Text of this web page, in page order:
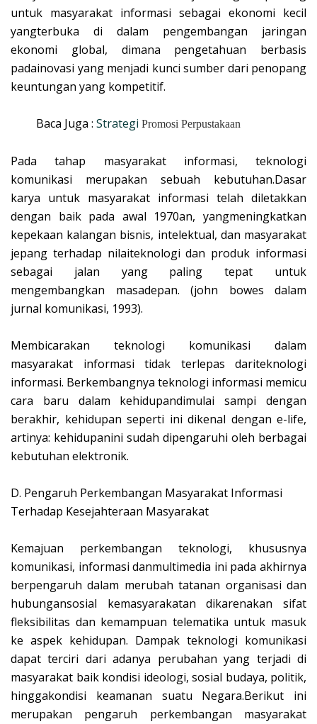
untuk masyarakat informasi sebagai ekonomi kecil
yangterbuka di dalam pengembangan jaringan
ekonomi global, dimana pengetahuan berbasis
padainovasi yang menjadi kunci sumber dari penopang
keuntungan yang kompetitif.
Baca Juga : Strategi Promosi Perpustakaan
Pada tahap masyarakat informasi, teknologi
komunikasi merupakan sebuah kebutuhan.Dasar
karya untuk masyarakat informasi telah diletakkan
dengan baik pada awal 1970an, yangmeningkatkan
kepekaan kalangan bisnis, intelektual, dan masyarakat
jepang terhadap nilaiteknologi dan produk informasi
sebagai jalan yang paling tepat untuk
mengembangkan masadepan. (john bowes dalam
jurnal komunikasi, 1993).
Membicarakan teknologi komunikasi dalam
masyarakat informasi tidak terlepas dariteknologi
informasi. Berkembangnya teknologi informasi memicu
cara baru dalam kehidupandimulai sampi dengan
berakhir, kehidupan seperti ini dikenal dengan e-life,
artinya: kehidupanini sudah dipengaruhi oleh berbagai
kebutuhan elektronik.
D. Pengaruh Perkembangan Masyarakat Informasi
Terhadap Kesejahteraan Masyarakat
Kemajuan perkembangan teknologi, khususnya
komunikasi, informasi danmultimedia ini pada akhirnya
berpengaruh dalam merubah tatanan organisasi dan
hubungansosial kemasyarakatan dikarenakan sifat
fleksibilitas dan kemampuan telematika untuk masuk
ke aspek kehidupan. Dampak teknologi komunikasi
dapat terciri dari adanya perubahan yang terjadi di
masyarakat baik kondisi ideologi, sosial budaya, politik,
hinggakondisi keamanan suatu Negara.Berikut ini
merupakan pengaruh perkembangan masyarakat